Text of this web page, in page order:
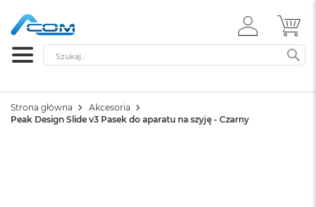
ZALOGUJ
SIĘ
Szukaj
Strona główna
Akcesoria
Peak Design Slide v3 Pasek do aparatu na szyję - Czarny